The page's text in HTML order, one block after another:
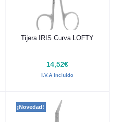
Añadir al carrito
Tijera IRIS Curva LOFTY
14,52€
I.V.A Incluido
¡Novedad!